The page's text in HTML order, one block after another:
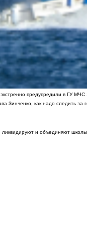
предупредили в ГУ МЧС
Зинченко, как надо следить за
и объединяют